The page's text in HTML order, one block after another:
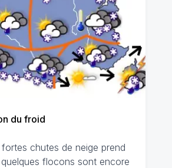
du froid
fortes chutes de neige prend
flocons sont encore